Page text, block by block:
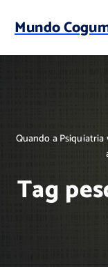
p
Mundo
Quando a Psiquiatria
Tag